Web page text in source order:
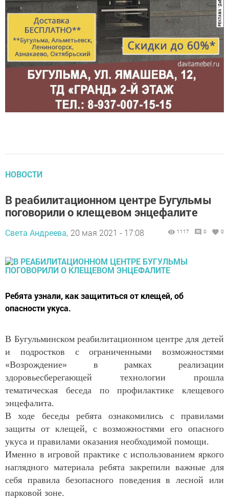
НОВОСТИ
В реабилитационном центре Бугульмы
поговорили о клещевом энцефалите
Света Андреева, 20 мая 2021 - 17:08 1117 0 0
Ребята узнали, как защититься от клещей, об
опасности укуса.
В Бугульминском реабилитационном центре для детей
и подростков с ограниченными возможностями
«Возрождение» в рамках реализации
здоровьесберегающей технологии прошла
тематическая беседа по профилактике клещевого
энцефалита.
В ходе беседы ребята ознакомились с правилами
защиты от клещей, с возможностями его опасного
укуса и правилами оказания необходимой помощи.
Именно в игровой практике с использованием яркого
наглядного материала ребята закрепили важные для
себя правила безопасного поведения в лесной или
парковой зоне.